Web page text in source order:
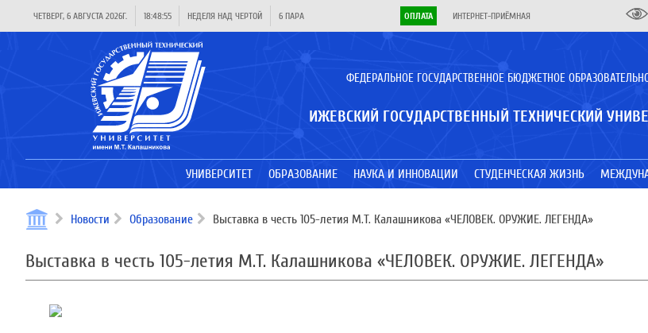
ЧЕТВЕРГ, 6 АВГУСТА 2026Г. 18:48:55 НЕДЕЛЯ НАД ЧЕРТОЙ 6 ПАРА ОПЛАТА ИНТЕРНЕТ-ПРИЁМНАЯ
ФЕДЕРАЛЬНОЕ ГОСУДАРСТВЕННОЕ БЮДЖЕТНОЕ
ИЖЕВСКИЙ ГОСУДАРСТВЕННЫЙ ТЕХНИЧЕСКИЙ
УНИВЕРСИТЕТ ОБРАЗОВАНИЕ НАУКА И ИННОВАЦИИ СТУДЕНЧЕСКАЯ ЖИЗНЬ
Новости Образование Выставка в честь 105-летия М.Т. Калашникова «ЧЕЛОВЕК. ОРУЖИЕ. ЛЕГЕНДА»
Выставка в честь 105-летия М.Т. Калашникова «ЧЕЛОВЕК. ОРУЖИЕ. ЛЕГЕНДА»